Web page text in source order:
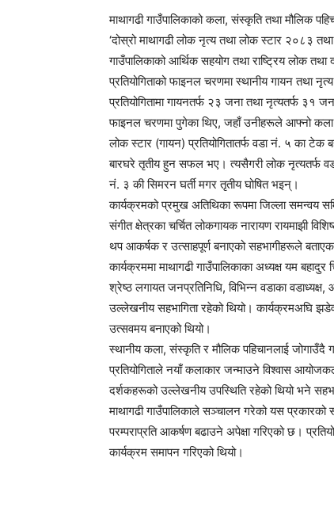
माथागढी गाउँपालिकाको कला, संस्कृति तथा मौलिक
‘दोस्रो माथागढी लोक नृत्य तथा लोक स्टार २०८३
गाउँपालिकाको आर्थिक सहयोग तथा राष्ट्रिय लोक तथा
प्रतियोगिताको फाइनल चरणमा स्थानीय गायन तथा
प्रतियोगितामा गायनतर्फ २३ जना तथा नृत्यतर्फ ३१
फाइनल चरणमा पुगेका थिए, जहाँ उनीहरूले आफ्नो कला
लोक स्टार (गायन) प्रतियोगितातर्फ वडा नं. ५ का टेक
बारघरे तृतीय हुन सफल भए। त्यसैगरी लोक नृत्यतर्फ
नं. ३ की सिमरन घर्ती मगर तृतीय घोषित भइन्।
कार्यक्रमको प्रमुख अतिथिका रूपमा जिल्ला समन्वय
संगीत क्षेत्रका चर्चित लोकगायक नारायण रायमाझी
थप आकर्षक र उत्साहपूर्ण बनाएको सहभागीहरूले
कार्यक्रममा माथागढी गाउँपालिकाका अध्यक्ष यम
श्रेष्ठ लगायत जनप्रतिनिधि, विभिन्न वडाका वडाध्यक्ष,
उल्लेखनीय सहभागिता रहेको थियो। कार्यक्रमअघि
उत्सवमय बनाएको थियो।
स्थानीय कला, संस्कृति र मौलिक पहिचानलाई जोगाउँदै
प्रतियोगिताले नयाँ कलाकार जन्माउने विश्वास
दर्शकहरूको उल्लेखनीय उपस्थिति रहेको थियो भने
माथागढी गाउँपालिकाले सञ्चालन गरेको यस
परम्पराप्रति आकर्षण बढाउने अपेक्षा गरिएको छ।
कार्यक्रम समापन गरिएको थियो।